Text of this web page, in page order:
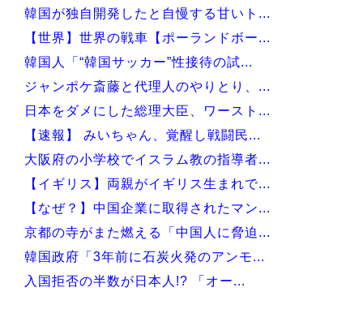
Powered by livedoor 相互RSS
韓国が独自開発したと自慢する甘いト...
【世界】世界の戦車【ポーランドボー...
韓国人「“韓国サッカー”性接待の試...
ジャンポケ斎藤と代理人のやりとり、...
日本をダメにした総理大臣、ワースト...
【速報】 みいちゃん、覚醒し戦闘民...
大阪府の小学校でイスラム教の指導者...
【イギリス】両親がイギリス生まれで...
【なぜ？】中国企業に取得されたマン...
京都の寺がまた燃える「中国人に脅迫...
韓国政府「3年前に石炭火発のアンモ...
入国拒否の半数が日本人!? 「オー...